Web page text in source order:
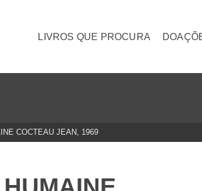
LIVROS QUE PROCURA
COCTEAU JEAN, 1969